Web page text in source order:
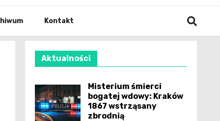
Kontakt
Aktualności
Misterium śmierci
bogatej wdowy: Kraków
1867 wstrząsany
zbrodnią